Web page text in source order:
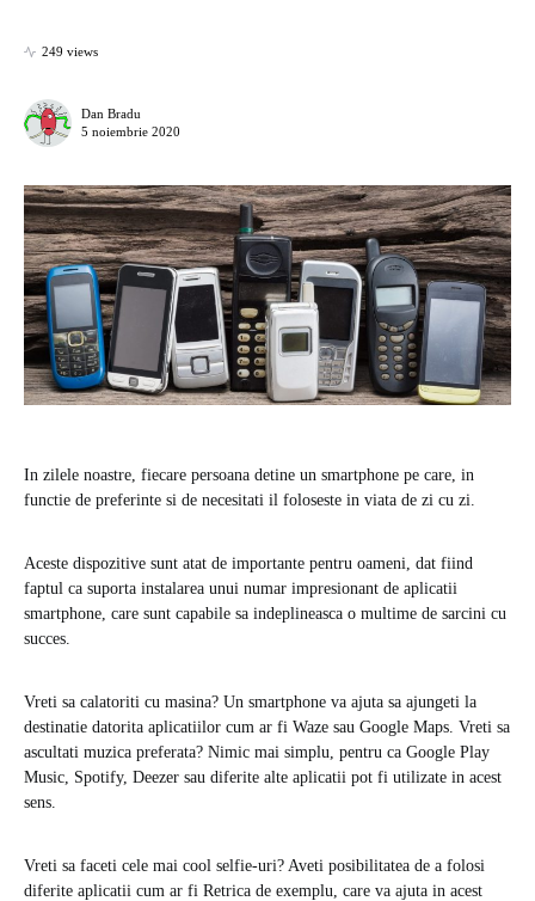
249 views
Dan Bradu
5 noiembrie 2020
In zilele noastre, fiecare persoana detine un smartphone pe care, in
functie de preferinte si de necesitati il foloseste in viata de zi cu zi.
Aceste dispozitive sunt atat de importante pentru oameni, dat fiind
faptul ca suporta instalarea unui numar impresionant de aplicatii
smartphone, care sunt capabile sa indeplineasca o multime de sarcini cu
succes.
Vreti sa calatoriti cu masina? Un smartphone va ajuta sa ajungeti la
destinatie datorita aplicatiilor cum ar fi Waze sau Google Maps. Vreti sa
ascultati muzica preferata? Nimic mai simplu, pentru ca Google Play
Music, Spotify, Deezer sau diferite alte aplicatii pot fi utilizate in acest
sens.
Vreti sa faceti cele mai cool selfie-uri? Aveti posibilitatea de a folosi
diferite aplicatii cum ar fi Retrica de exemplu, care va ajuta in acest